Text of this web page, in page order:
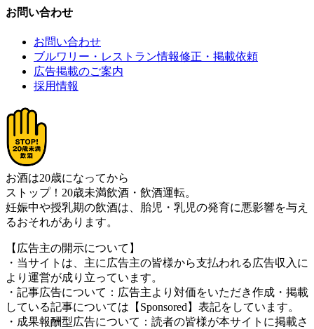
お問い合わせ
お問い合わせ
ブルワリー・レストラン情報修正・掲載依頼
広告掲載のご案内
採用情報
お酒は20歳になってから
ストップ！20歳未満飲酒・飲酒運転。
妊娠中や授乳期の飲酒は、胎児・乳児の発育に悪影響を与え
るおそれがあります。
【広告主の開示について】
・当サイトは、主に広告主の皆様から支払われる広告収入に
より運営が成り立っています。
・記事広告について：広告主より対価をいただき作成・掲載
している記事については【Sponsored】表記をしています。
・成果報酬型広告について：読者の皆様が本サイトに掲載さ